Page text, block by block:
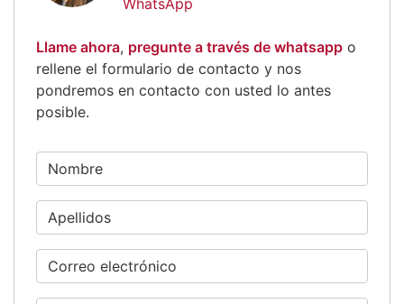
Llame ahora, pregunte a través de whatsapp o
rellene el formulario de contacto y nos
pondremos en contacto con usted lo antes
posible.